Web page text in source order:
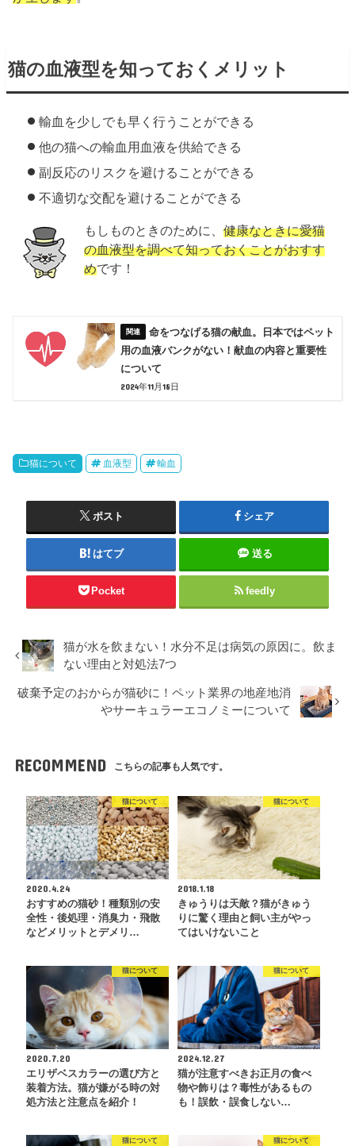
猫の血液型を知っておくメリット
輸血を少しでも早く行うことができる
他の猫への輸血用血液を供給できる
副反応のリスクを避けることができる
不適切な交配を避けることができる
もしものときのために、健康なときに愛猫
の血液型を調べて知っておくことがおすす
めです！
命をつなげる猫の献血。日本ではペット
用の血液バンクがない！献血の内容と重要性
について
2024年11月18日
猫について 血液型 輸血
ポスト シェア
はてブ 送る
Pocket feedly
猫が水を飲まない！水分不足は病気の原因に。飲ま
ない理由と対処法7つ
破棄予定のおからが猫砂に！ペット業界の地産地消
やサーキュラーエコノミーについて
RECOMMEND こちらの記事も人気です。
猫について
2020.4.24
おすすめの猫砂！種類別の安
全性・後処理・消臭力・飛散
などメリットとデメリ…
猫について
2018.1.18
きゅうりは天敵？猫がきゅう
りに驚く理由と飼い主がやっ
てはいけないこと
猫について
2020.7.20
エリザベスカラーの選び方と
装着方法。猫が嫌がる時の対
処方法と注意点を紹介！
猫について
2024.12.27
猫が注意すべきお正月の食べ
物や飾りは？毒性があるもの
も！誤飲・誤食しない…
猫について 猫について